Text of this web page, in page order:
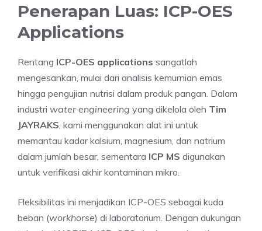
Penerapan Luas: ICP-OES
Applications
Rentang ICP-OES applications sangatlah
mengesankan, mulai dari analisis kemurnian emas
hingga pengujian nutrisi dalam produk pangan. Dalam
industri water engineering yang dikelola oleh Tim
JAYRAKS , kami menggunakan alat ini untuk
memantau kadar kalsium, magnesium, dan natrium
dalam jumlah besar, sementara ICP MS digunakan
untuk verifikasi akhir kontaminan mikro.
Fleksibilitas ini menjadikan ICP-OES sebagai kuda
beban (workhorse) di laboratorium. Dengan dukungan